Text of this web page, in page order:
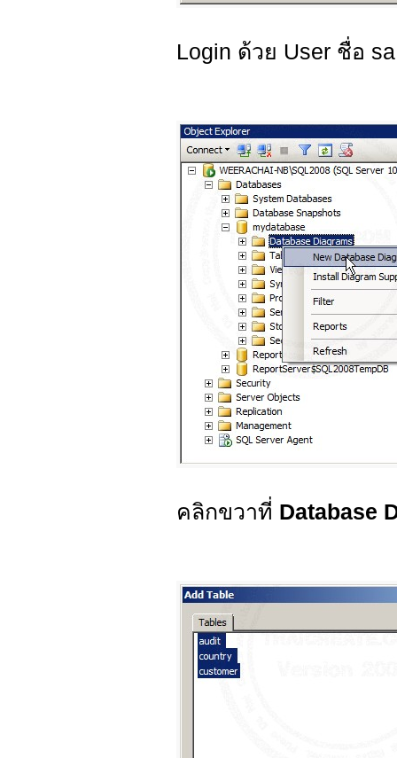
Login ด้วย User ชื่อ
คลิกขวาที่ Database